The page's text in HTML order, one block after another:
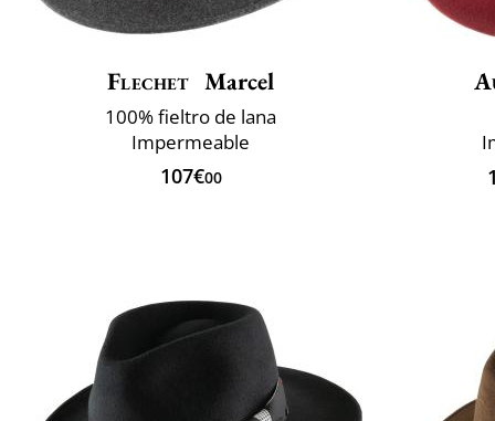
Flechet Marcel
100% fieltro de lana
Impermeable
107€00